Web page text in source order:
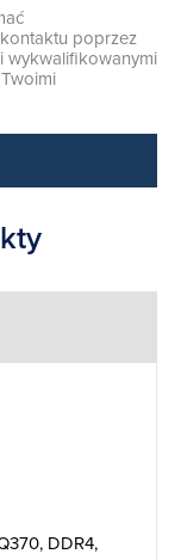
poprzez
wykwalifikowanymi
DDR4,